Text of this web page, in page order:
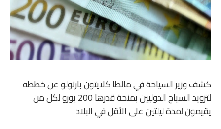
كشف وزير السياحة في مالطا كلايتون بارتولو عن خططه
لتزويد السياح الدوليين بمنحة قدرها 200 يورو لكل من
يقيمون لمدة ليلتين على الأقل في البلاد